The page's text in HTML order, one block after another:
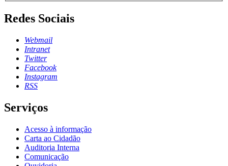
Redes Sociais
Webmail
Intranet
Twitter
Facebook
Instagram
RSS
Serviços
Acesso à informação
Carta ao Cidadão
Auditoria Interna
Comunicação